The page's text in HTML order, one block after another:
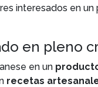
interesados en
en pleno
en un
recetas